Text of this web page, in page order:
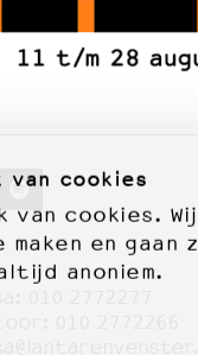
van cookies
cookies.
en
anoniem.